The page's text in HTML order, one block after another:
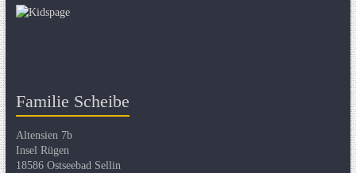
Familie Scheibe
Altensien 7b
Insel Rügen
18586 Ostseebad Sellin